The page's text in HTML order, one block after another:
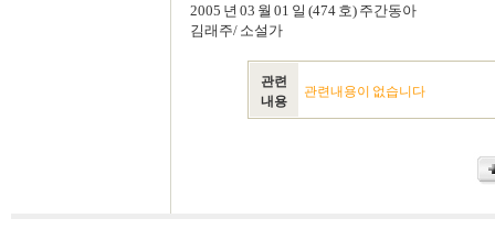
2005 년 03 월 01 일 (474 호) 주간동아
김래주/ 소설가
관련
내용
관련내용이 없습니다